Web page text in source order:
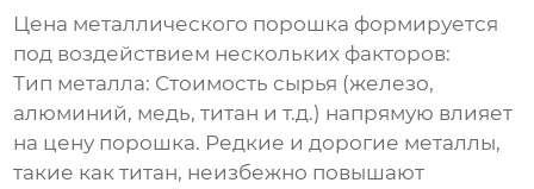
Цена металлического порошка формируется
под воздействием нескольких факторов:
Тип металла: Стоимость сырья (железо,
алюминий, медь, титан и т.д.) напрямую влияет
на цену порошка. Редкие и дорогие металлы,
такие как титан, неизбежно повышают